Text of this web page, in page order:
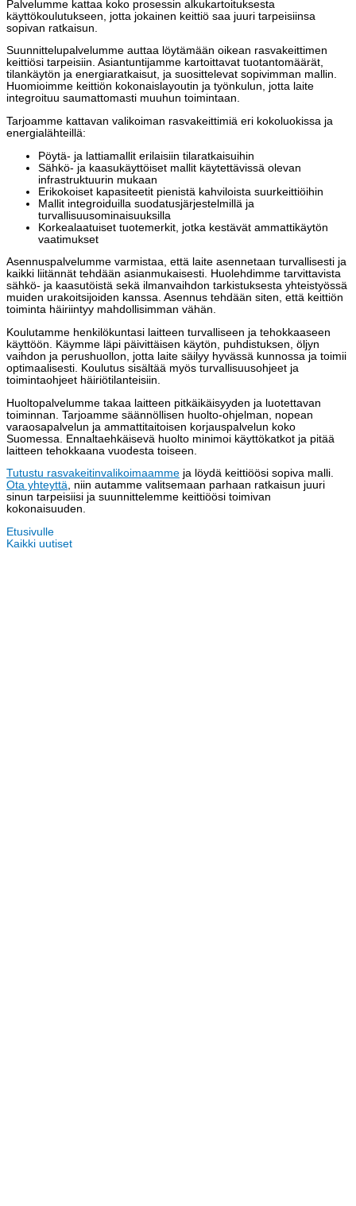
Palvelumme kattaa koko prosessin alkukartoituksesta
käyttökoulutukseen, jotta jokainen keittiö saa juuri tarpeisiinsa
sopivan ratkaisun.
Suunnittelupalvelumme auttaa löytämään oikean rasvakeittimen
keittiösi tarpeisiin. Asiantuntijamme kartoittavat tuotantomäärät,
tilankäytön ja energiaratkaisut, ja suosittelevat sopivimman mallin.
Huomioimme keittiön kokonaislayoutin ja työnkulun, jotta laite
integroituu saumattomasti muuhun toimintaan.
Tarjoamme kattavan valikoiman rasvakeittimiä eri kokoluokissa ja
energialähteillä:
Pöytä- ja lattiamallit erilaisiin tilaratkaisuihin
Sähkö- ja kaasukäyttöiset mallit käytettävissä olevan
infrastruktuurin mukaan
Erikokoiset kapasiteetit pienistä kahviloista suurkeittiöihin
Mallit integroiduilla suodatusjärjestelmillä ja
turvallisuusominaisuuksilla
Korkealaatuiset tuotemerkit, jotka kestävät ammattikäytön
vaatimukset
Asennuspalvelumme varmistaa, että laite asennetaan turvallisesti ja
kaikki liitännät tehdään asianmukaisesti. Huolehdimme tarvittavista
sähkö- ja kaasutöistä sekä ilmanvaihdon tarkistuksesta yhteistyössä
muiden urakoitsijoiden kanssa. Asennus tehdään siten, että keittiön
toiminta häiriintyy mahdollisimman vähän.
Koulutamme henkilökuntasi laitteen turvalliseen ja tehokkaaseen
käyttöön. Käymme läpi päivittäisen käytön, puhdistuksen, öljyn
vaihdon ja perushuollon, jotta laite säilyy hyvässä kunnossa ja toimii
optimaalisesti. Koulutus sisältää myös turvallisuusohjeet ja
toimintaohjeet häiriötilanteisiin.
Huoltopalvelumme takaa laitteen pitkäikäisyyden ja luotettavan
toiminnan. Tarjoamme säännöllisen huolto-ohjelman, nopean
varaosapalvelun ja ammattitaitoisen korjauspalvelun koko
Suomessa. Ennaltaehkäisevä huolto minimoi käyttökatkot ja pitää
laitteen tehokkaana vuodesta toiseen.
Tutustu rasvakeitinvalikoimaamme ja löydä keittiöösi sopiva malli.
Ota yhteyttä, niin autamme valitsemaan parhaan ratkaisun juuri
sinun tarpeisiisi ja suunnittelemme keittiöösi toimivan
kokonaisuuden.
Etusivulle
Kaikki uutiset